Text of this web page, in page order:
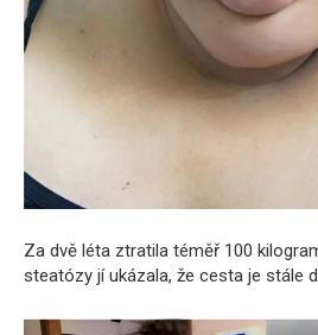
Za dvě léta ztratila téměř 100
steatózy jí ukázala, že cesta je stále